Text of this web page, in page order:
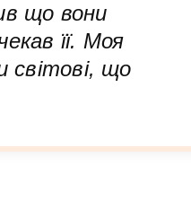
що вони
її. Моя
що